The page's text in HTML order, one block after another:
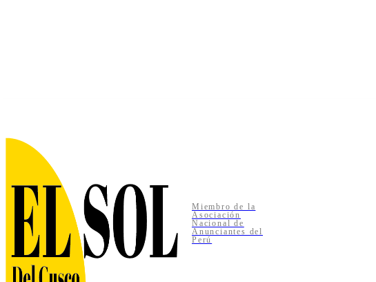
Miembro de la
Asociación
Nacional de
Anunciantes del
Perú